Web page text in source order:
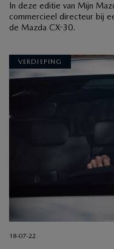
In deze editie van Mijn
commercieel directeur bij
de Mazda CX-30.
VERDIEPING
18-07-22